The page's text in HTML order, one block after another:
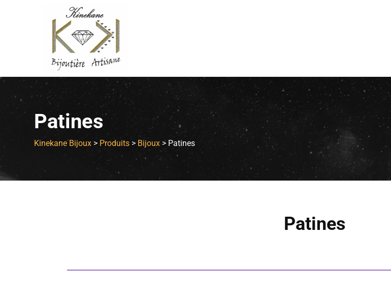
Patines
Kinekane Bijoux > Produits > Bijoux> Patines
Patines